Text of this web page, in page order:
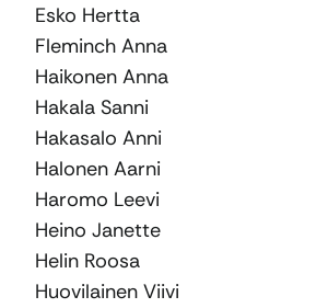
Esko Hertta
Fleminch Anna
Haikonen Anna
Hakala Sanni
Hakasalo Anni
Halonen Aarni
Haromo Leevi
Heino Janette
Helin Roosa
Huovilainen Viivi